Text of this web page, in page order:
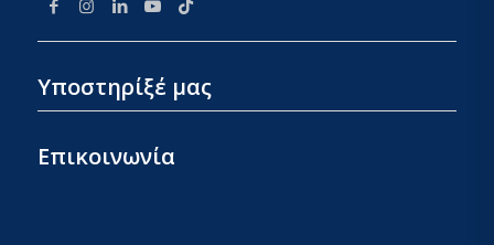
Υποστηρίξέ μας
Επικοινωνία